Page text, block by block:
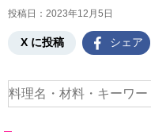
投稿日： 2023年12月5日
X に投稿 シェア